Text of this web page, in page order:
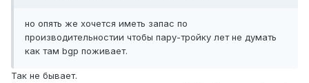
но опять же хочется иметь запас по
производительностии чтобы пару-тройку лет не думать
как там bgp поживает.
Так не бывает.